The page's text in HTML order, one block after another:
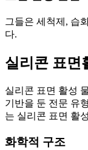
그들은 세척제, 습
다.
실리콘 표면
실리콘 표면 활성
기반을 둔 전문 유
는 실리콘 표면 활
화학적 구조